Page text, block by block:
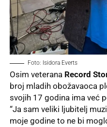
Foto: Isidora Everts
Osim veterana Record
broj mladih obožavaoca
svojih 17 godina ima već
“Ja sam veliki ljubitelj
moje godine to ne bi